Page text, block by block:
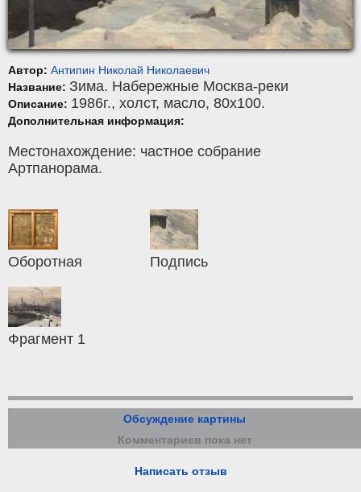
Автор: Антипин Николай Николаевич
Название: Зима. Набережные Москва-реки
Описание: 1986г., холст, масло, 80x100.
Дополнительная информация:
Местонахождение: частное собрание
Артпанорама.
Оборотная Подпись
Фрагмент 1
Обсуждение картины
Комментариев пока нет
Написать отзыв